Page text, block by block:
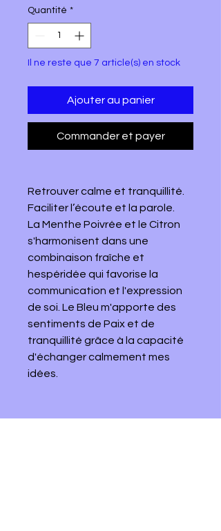
pour
Millilitres
Quantité *
Il ne reste que 7 article(s) en stock
Ajouter au panier
Commander et payer
Retrouver calme et tranquillité.
Faciliter l’écoute et la parole.
La Menthe Poivrée et le Citron
s'harmonisent dans une
combinaison fraîche et
hespéridée qui favorise la
communication et l'expression
de soi. Le Bleu m'apporte des
sentiments de Paix et de
tranquillité grâce à la capacité
d'échanger calmement mes
idées.